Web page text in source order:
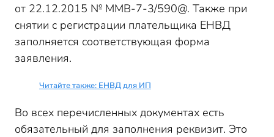
от 22.12.2015 № ММВ-7-3/590@. Также при
снятии с регистрации плательщика ЕНВД
заполняется соответствующая форма
заявления.
Читайте также: ЕНВД для ИП
Во всех перечисленных документах есть
обязательный для заполнения реквизит. Это